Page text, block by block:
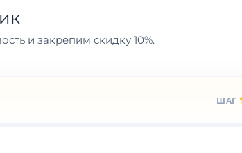
и закрепим скидку 10%.
ШАГ